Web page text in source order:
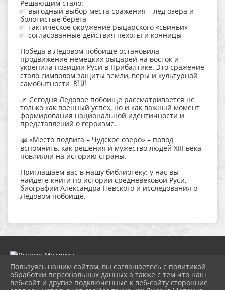
Решающим стало:
✅ выгодный выбор места сражения – лёд озера и
болотистые берега
✅ тактическое окружение рыцарского «свиньи»
✅ согласованные действия пехоты и конницы
Победа в Ледовом побоище остановила
продвижение немецких рыцарей на восток и
укрепила позиции Руси в Прибалтике. Это сражение
стало символом защиты земли, веры и культурной
самобытности 🇷🇺
📌 Сегодня Ледовое побоище рассматривается не
только как военный успех, но и как важный момент
формирования национальной идентичности и
представлений о героизме.
📖 «Место подвига – Чудское озеро» – повод
вспомнить, как решения и мужество людей XIII века
повлияли на историю страны.
Приглашаем вас в нашу библиотеку: у нас вы
найдёте книги по истории средневековой Руси,
биографии Александра Невского и исследования о
Ледовом побоище.
2026 г. ngbs.kulturatuapse.ru
Пользуясь нашим сайтом, вы соглашаетесь с политикой
обработки персональных данных а также с тем что наш
веб-сайт и другие подключенные к веб-сайту сторонние